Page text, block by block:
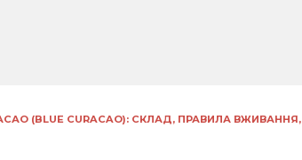
(BLUE CURACAO): СКЛАД, ПРАВИЛА ВЖИВАННЯ,